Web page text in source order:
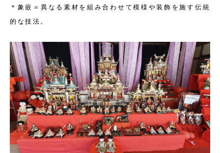
＊ 象嵌 ＝異なる素材を組み合わせて模様や装飾を施す伝統
的な技法。